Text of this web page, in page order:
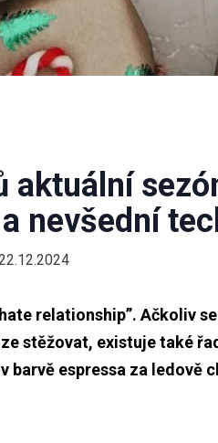
aktuální
nevšední
relationship”. Ačkoliv
stěžovat, existuje také
barvě espressa za ledově